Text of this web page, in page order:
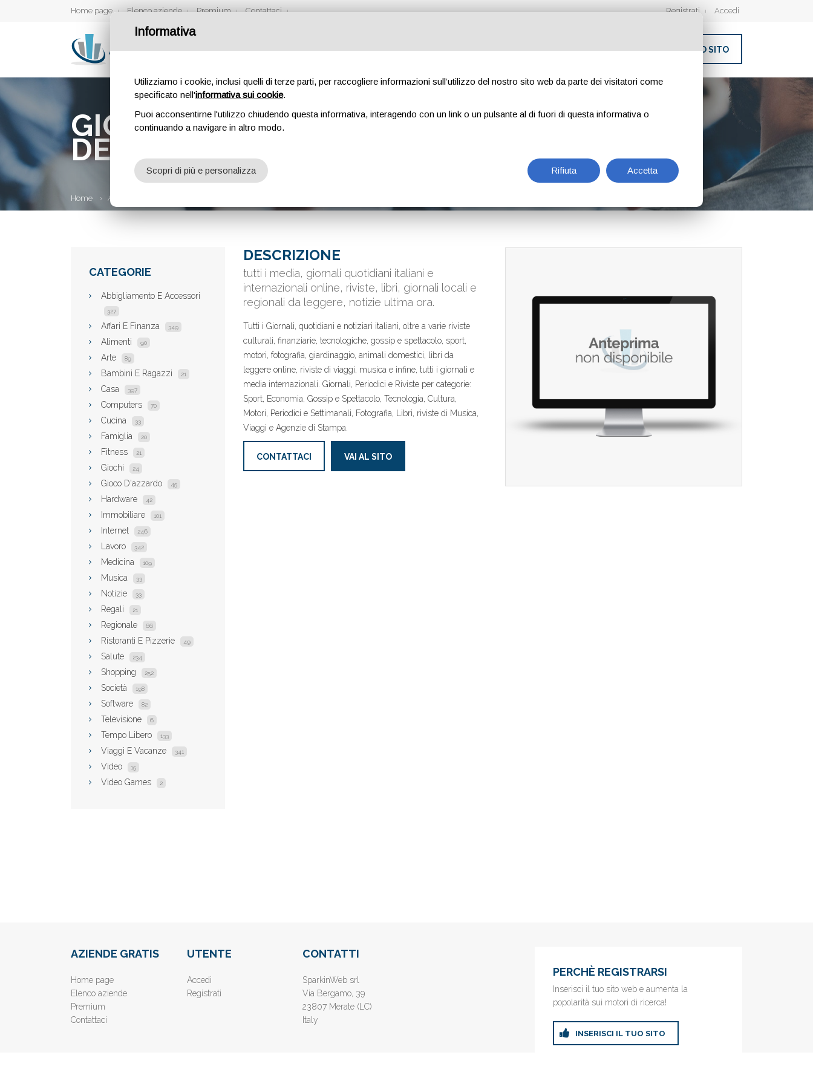
Home page Elenco aziende Premium Contattaci Registrati Accedi
INSERISCI IL TUO SITO
GIORNALI QUOTIDIANI ITALIANI ONLINE E
DEL MONDO
Home Aziende
CATEGORIE
Abbigliamento E Accessori
327
Affari E Finanza 349
Alimenti 90
Arte 89
Bambini E Ragazzi 21
Casa 397
Computers 70
Cucina 33
Famiglia 20
Fitness 21
Giochi 24
Gioco D'azzardo 45
Hardware 42
Immobiliare 101
Internet 246
Lavoro 342
Medicina 109
Musica 33
Notizie 33
Regali 21
Regionale 66
Ristoranti E Pizzerie 49
Salute 234
Shopping 252
Società 198
Software 82
Televisione 6
Tempo Libero 133
Viaggi E Vacanze 341
Video 15
Video Games 2
DESCRIZIONE
tutti i media, giornali quotidiani italiani e
internazionali online, riviste, libri, giornali locali e
regionali da leggere, notizie ultima ora.
Tutti i Giornali, quotidiani e notiziari italiani, oltre a varie riviste
culturali, finanziarie, tecnologiche, gossip e spettacolo, sport,
motori, fotografia, giardinaggio, animali domestici, libri da
leggere online, riviste di viaggi, musica e infine, tutti i giornali e
media internazionali. Giornali, Periodici e Riviste per categorie:
Sport, Economia, Gossip e Spettacolo, Tecnologia, Cultura,
Motori, Periodici e Settimanali, Fotografia, Libri, riviste di Musica,
Viaggi e Agenzie di Stampa.
CONTATTACI VAI AL SITO
AZIENDE GRATIS
Home page
Elenco aziende
Premium
Contattaci
UTENTE
Accedi
Registrati
CONTATTI
SparkinWeb srl
Via Bergamo, 39
23807 Merate (LC)
Italy
PERCHÈ REGISTRARSI
Inserisci il tuo sito web e aumenta la
popolarità sui motori di ricerca!
INSERISCI IL TUO SITO
Informativa
Utilizziamo i cookie, inclusi quelli di terze parti, per raccogliere informazioni sull’utilizzo del nostro sito web da parte dei visitatori come
specificato nell'informativa sui cookie.
Puoi acconsentirne l'utilizzo chiudendo questa informativa, interagendo con un link o un pulsante al di fuori di questa informativa o
continuando a navigare in altro modo.
Rifiuta Accetta
Scopri di più e personalizza